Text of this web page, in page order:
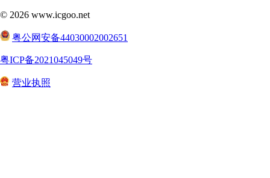
© 2026 www.icgoo.net
粤公网安备44030002002651
粤ICP备2021045049号
营业执照